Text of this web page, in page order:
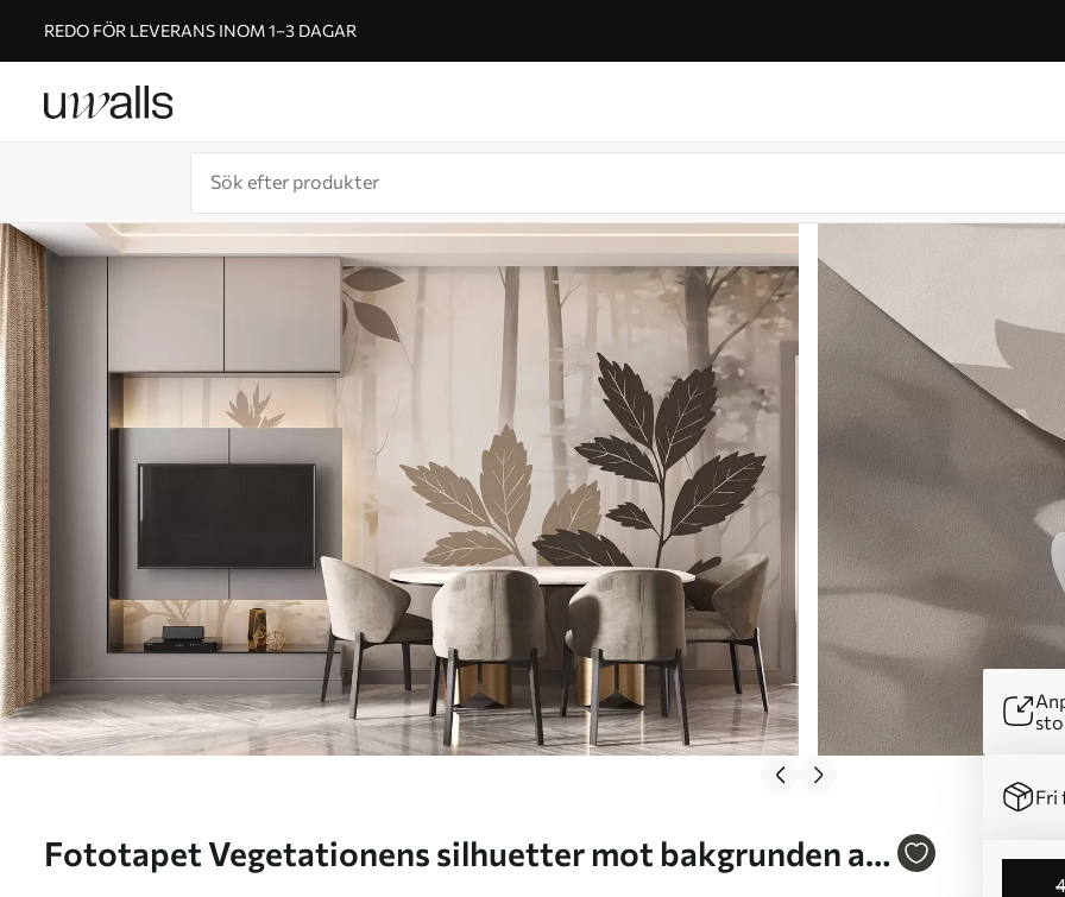
REDO FÖR LEVERANS INOM 1–3 DAGAR
Fototapet Vegetationens silhuetter mot bakgrunden av
Fri